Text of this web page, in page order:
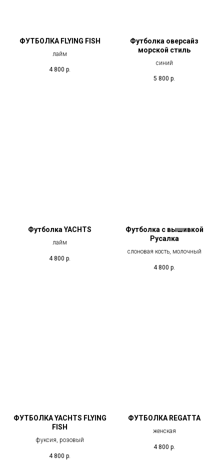
ФУТБОЛКА FLYING FISH
лайм
4 800 р.
Футболка оверсайз
морской стиль
синий
5 800 р.
Футболка YACHTS
лайм
4 800 р.
Футболка с вышивкой
Русалка
слоновая кость, молочный
4 800 р.
ФУТБОЛКА YACHTS FLYING
FISH
фуксия, розовый
4 800 р.
ФУТБОЛКА REGATTA
женская
4 800 р.